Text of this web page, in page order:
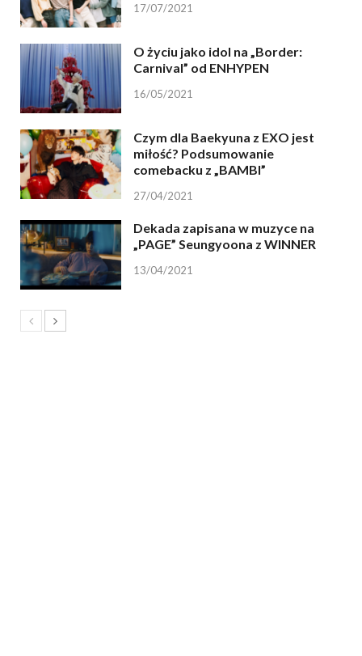
17/07/2021
O życiu jako idol na „Border:
Carnival” od ENHYPEN
16/05/2021
Czym dla Baekyuna z EXO jest
miłość? Podsumowanie
comebacku z „BAMBI”
27/04/2021
Dekada zapisana w muzyce na
„PAGE” Seungyoona z WINNER
13/04/2021